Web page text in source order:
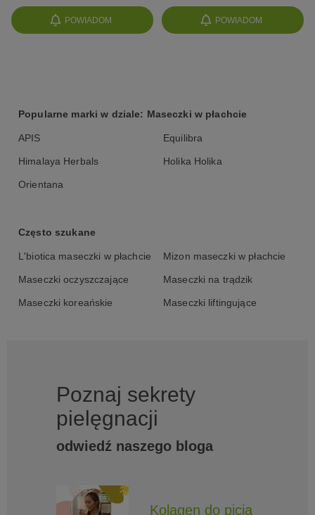
POWIADOM POWIADOM
Popularne marki w dziale: Maseczki w płachcie
APIS Equilibra
Himalaya Herbals Holika Holika
Orientana
Często szukane
L'biotica maseczki w płachcie Mizon maseczki w płachcie
Maseczki oczyszczające Maseczki na trądzik
Maseczki koreańskie Maseczki liftingujące
Poznaj sekrety
pielęgnacji
odwiedź naszego bloga
Kolagen do picia